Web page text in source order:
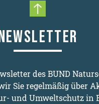
Nach oben
des BUND
Sie regelmäßig über
und Umweltschutz in